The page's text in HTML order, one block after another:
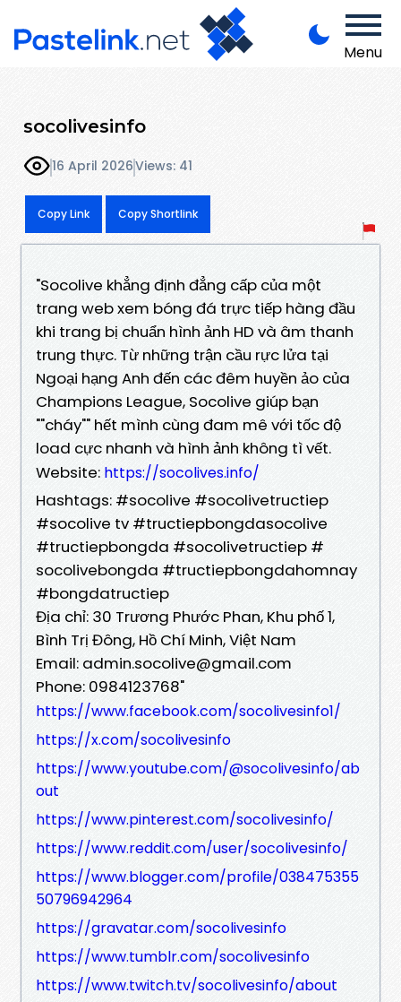
Menu
socolivesinfo
16 April 2026Views: 41
Copy Link Copy Shortlink
"Socolive khẳng định đẳng cấp của một
trang web xem bóng đá trực tiếp hàng đầu
khi trang bị chuẩn hình ảnh HD và âm thanh
trung thực. Từ những trận cầu rực lửa tại
Ngoại hạng Anh đến các đêm huyền ảo của
Champions League, Socolive giúp bạn
""cháy"" hết mình cùng đam mê với tốc độ
load cực nhanh và hình ảnh không tì vết.
Website: https://socolives.info/
Hashtags: #socolive #socolivetructiep
#socolive tv #tructiepbongdasocolive
#tructiepbongda #socolivetructiep #
socolivebongda #tructiepbongdahomnay
#bongdatructiep
Địa chỉ: 30 Trương Phước Phan, Khu phố 1,
Bình Trị Đông, Hồ Chí Minh, Việt Nam
Email: admin.socolive@gmail.com
Phone: 0984123768"
https://www.facebook.com/socolivesinfo1/
https://x.com/socolivesinfo
https://www.youtube.com/@socolivesinfo/ab
out
https://www.pinterest.com/socolivesinfo/
https://www.reddit.com/user/socolivesinfo/
https://www.blogger.com/profile/038475355
50796942964
https://gravatar.com/socolivesinfo
https://www.tumblr.com/socolivesinfo
https://www.twitch.tv/socolivesinfo/about